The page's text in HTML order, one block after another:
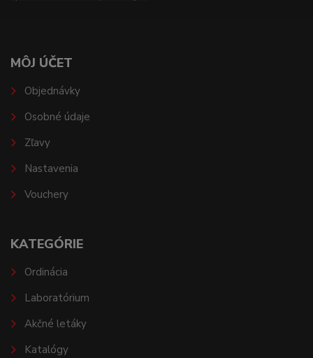
MÔJ ÚČET
Objednávky
Osobné údaje
Zľavy
Nastavenia
Vouchery
KATEGÓRIE
Ordinácia
Laboratórium
Akčné letáky
Katalógy